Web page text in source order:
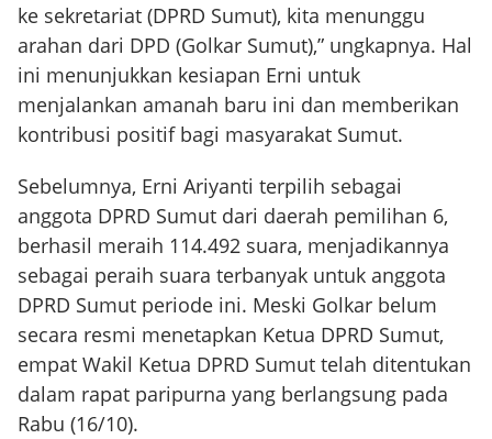
ke sekretariat (DPRD Sumut), kita menunggu
arahan dari DPD (Golkar Sumut),” ungkapnya. Hal
ini menunjukkan kesiapan Erni untuk
menjalankan amanah baru ini dan memberikan
kontribusi positif bagi masyarakat Sumut.
Sebelumnya, Erni Ariyanti terpilih sebagai
anggota DPRD Sumut dari daerah pemilihan 6,
berhasil meraih 114.492 suara, menjadikannya
sebagai peraih suara terbanyak untuk anggota
DPRD Sumut periode ini. Meski Golkar belum
secara resmi menetapkan Ketua DPRD Sumut,
empat Wakil Ketua DPRD Sumut telah ditentukan
dalam rapat paripurna yang berlangsung pada
Rabu (16/10).